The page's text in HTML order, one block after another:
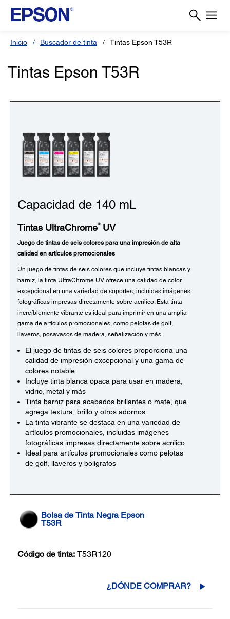
Inicio Buscador de tinta Tintas Epson T53R
Tintas Epson T53R
Capacidad de 140 mL
Tintas UltraChrome®UV
Juego de tintas de seis colores para una impresión de alta
calidad en artículos promocionales
Un juego de tintas de seis colores que incluye tintas blancas y
barniz, la tinta UltraChrome UV ofrece una calidad de color
excepcional en una variedad de soportes, incluidas imágenes
fotográficas impresas directamente sobre acrílico. Esta tinta
increíblemente vibrante es ideal para imprimir en una amplia
gama de artículos promocionales, como pelotas de golf,
llaveros, posavasos de madera, señalización y más.
El juego de tintas de seis colores proporciona una
calidad de impresión excepcional y una gama de
colores notable
Incluye tinta blanca opaca para usar en madera,
vidrio, metal y más
Tinta barniz para acabados brillantes o mate, que
agrega textura, brillo y otros adornos
La tinta vibrante se destaca en una variedad de
artículos promocionales, incluidas imágenes
fotográficas impresas directamente sobre acrílico
Ideal para artículos promocionales como pelotas
de golf, llaveros y bolígrafos
Bolsa de Tinta Negra Epson
T53R
Código de tinta: T53R120
¿DÓNDE COMPRAR?